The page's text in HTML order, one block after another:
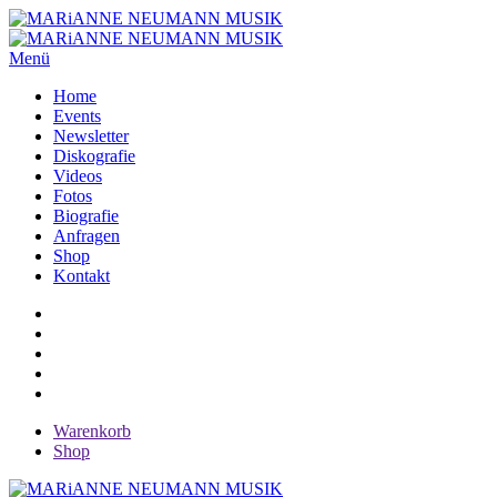
Menü
Home
Events
Newsletter
Diskografie
Videos
Fotos
Biografie
Anfragen
Shop
Kontakt
Warenkorb
Shop